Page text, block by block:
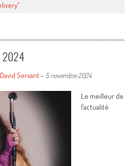
2024
David Servant- 5 novembre 2024
Le meilleur de
l’actualité